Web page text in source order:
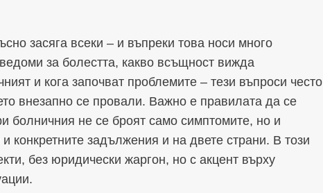
засяга всеки – и въпреки това носи много
за болестта, какво всъщност вижда
и кога започват проблемите – тези въпроси често
внезапно се провали. Важно е правилата да се
болничния не се броят само симптомите, но и
конкретните задължения и на двете страни. В този
без юридически жаргон, но с акцент върху